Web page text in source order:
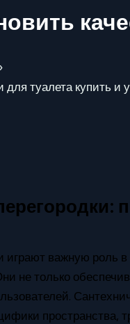
для туалета купить и
играют важную роль
не только
пространства,